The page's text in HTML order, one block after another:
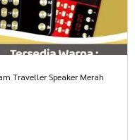
Traveller Speaker Merah